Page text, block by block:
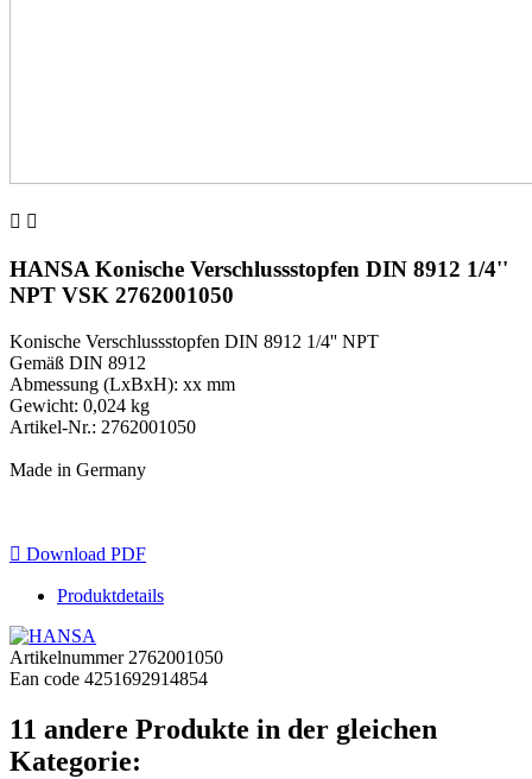
 
HANSA Konische Verschlussstopfen DIN 8912 1/4''
NPT VSK 2762001050
Konische Verschlussstopfen DIN 8912 1/4'' NPT
Gemäß DIN 8912
Abmessung (LxBxH): xx mm
Gewicht: 0,024 kg
Artikel-Nr.: 2762001050
Made in Germany
 Download PDF
Produktdetails
Artikelnummer 2762001050
Ean code 4251692914854
11 andere Produkte in der gleichen
Kategorie: